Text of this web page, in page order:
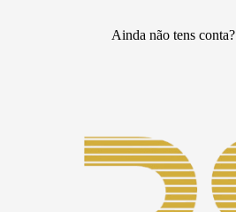
Ainda não tens conta?